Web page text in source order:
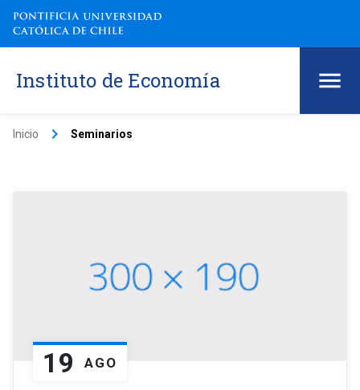
Instituto de Economía
Inicio keyboard_arrow_right Seminarios
19 AGO